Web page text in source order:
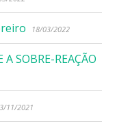
18/03/2022
SOBRE-REAÇÃO
11/2021